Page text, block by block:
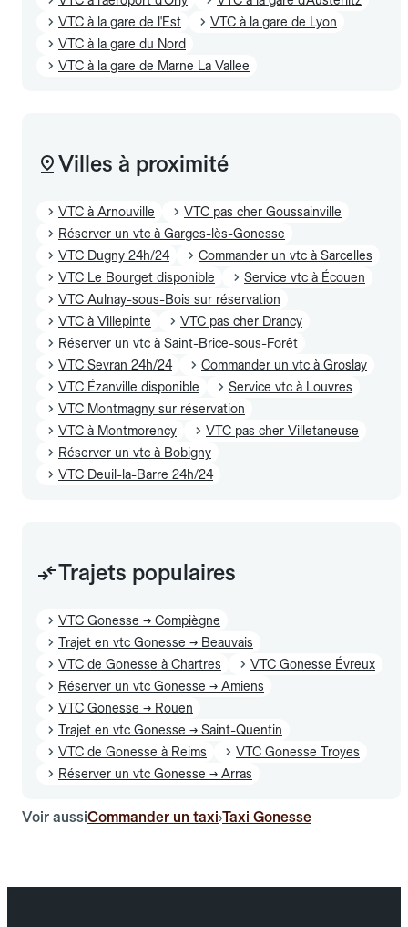
VTC à la gare de l'Est
VTC à la gare de Lyon
VTC à la gare du Nord
VTC à la gare de Marne La Vallee
Villes à proximité
VTC à Arnouville
VTC pas cher Goussainville
Réserver un vtc à Garges-lès-Gonesse
VTC Dugny 24h/24
Commander un vtc à Sarcelles
VTC Le Bourget disponible
Service vtc à Écouen
VTC Aulnay-sous-Bois sur réservation
VTC à Villepinte
VTC pas cher Drancy
Réserver un vtc à Saint-Brice-sous-Forêt
VTC Sevran 24h/24
Commander un vtc à Groslay
VTC Ézanville disponible
Service vtc à Louvres
VTC Montmagny sur réservation
VTC à Montmorency
VTC pas cher Villetaneuse
Réserver un vtc à Bobigny
VTC Deuil-la-Barre 24h/24
Trajets populaires
VTC Gonesse → Compiègne
Trajet en vtc Gonesse → Beauvais
VTC de Gonesse à Chartres
VTC Gonesse Évreux
Réserver un vtc Gonesse → Amiens
VTC Gonesse → Rouen
Trajet en vtc Gonesse → Saint-Quentin
VTC de Gonesse à Reims
VTC Gonesse Troyes
Réserver un vtc Gonesse → Arras
Voir aussiCommander un taxi›Taxi Gonesse